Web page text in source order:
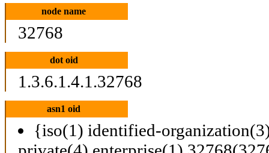
node name
32768
dot oid
1.3.6.1.4.1.32768
asn1 oid
{iso(1) identified-